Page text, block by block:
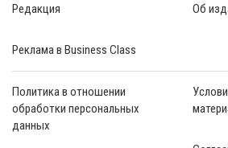
Редакция Об
Реклама в Business Class
Политика в отношении
обработки персональных
данных